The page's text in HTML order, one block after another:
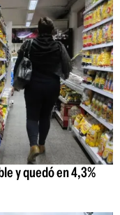
y quedó en 4,3%